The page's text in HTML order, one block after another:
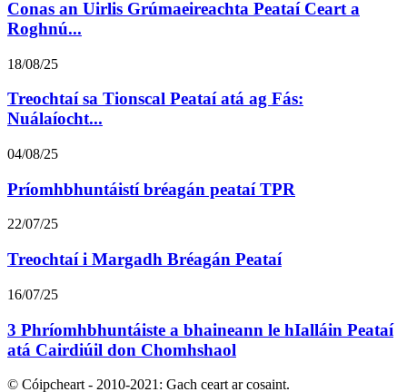
Conas an Uirlis Grúmaeireachta Peataí Ceart a
Roghnú...
18/08/25
Treochtaí sa Tionscal Peataí atá ag Fás:
Nuálaíocht...
04/08/25
Príomhbhuntáistí bréagán peataí TPR
22/07/25
Treochtaí i Margadh Bréagán Peataí
16/07/25
3 Phríomhbhuntáiste a bhaineann le hIalláin Peataí
atá Cairdiúil don Chomhshaol
© Cóipcheart - 2010-2021: Gach ceart ar cosaint.